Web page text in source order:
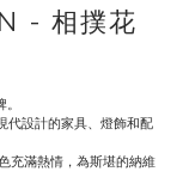
- 相撲花
代設計的家具、燈飾和配
充滿熱情，為斯堪的納維